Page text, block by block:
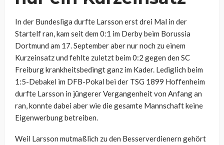
In der Bundesliga durfte Larsson erst drei Mal in der
Startelf ran, kam seit dem 0:1 im Derby beim Borussia
Dortmund am 17. September aber nur noch zu einem
Kurzeinsatz und fehlte zuletzt beim 0:2 gegen den SC
Freiburg krankheitsbedingt ganz im Kader. Lediglich beim
1:5-Debakel im DFB-Pokal bei der TSG 1899 Hoffenheim
durfte Larsson in jüngerer Vergangenheit von Anfang an
ran, konnte dabei aber wie die gesamte Mannschaft keine
Eigenwerbung betreiben.
Weil Larsson mutmaßlich zu den Besserverdienern gehört